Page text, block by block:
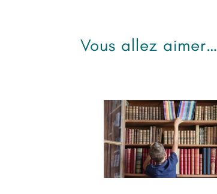
Vous allez aimer…